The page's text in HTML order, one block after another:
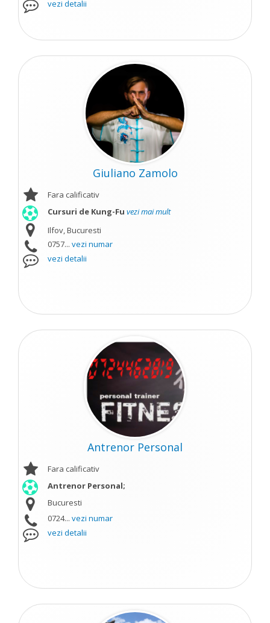
vezi detalii
Giuliano Zamolo
Fara calificativ
Cursuri de Kung-Fu vezi mai mult
Ilfov, Bucuresti
0757... vezi numar
vezi detalii
Antrenor Personal
Fara calificativ
Antrenor Personal;
Bucuresti
0724... vezi numar
vezi detalii